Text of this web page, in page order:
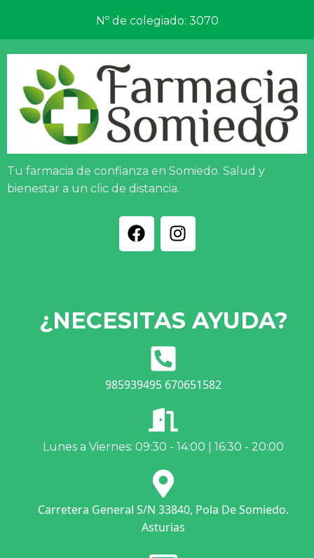
Nº de colegiado: 3070
Tu farmacia de confianza en Somiedo. Salud y
bienestar a un clic de distancia.
¿NECESITAS AYUDA?
985939495 670651582
Lunes a Viernes: 09:30 - 14:00 | 16:30 - 20:00
Carretera General S/N 33840, Pola De Somiedo.
Asturias